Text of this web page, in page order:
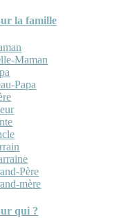
la famille
Maman
Papa
Père
mère
qui ?